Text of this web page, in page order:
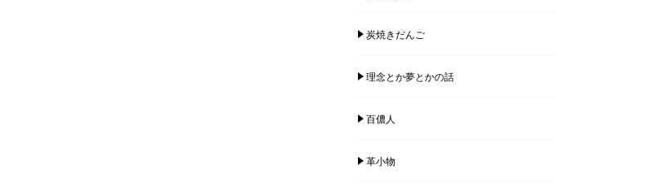
炭焼きだんご
理念とか夢とかの話
百儂人
革小物